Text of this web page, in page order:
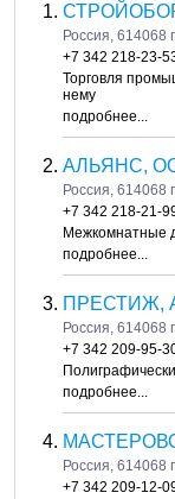
Россия, 614068
+7 342 218-23-
Торговля
нему
подробнее...
АЛЬЯНС,
Россия, 614068
+7 342 218-21-
Межкомнатные
подробнее...
ПРЕСТИЖ,
Россия, 614068
+7 342 209-95-
подробнее...
Россия, 614068
+7 342 209-12-